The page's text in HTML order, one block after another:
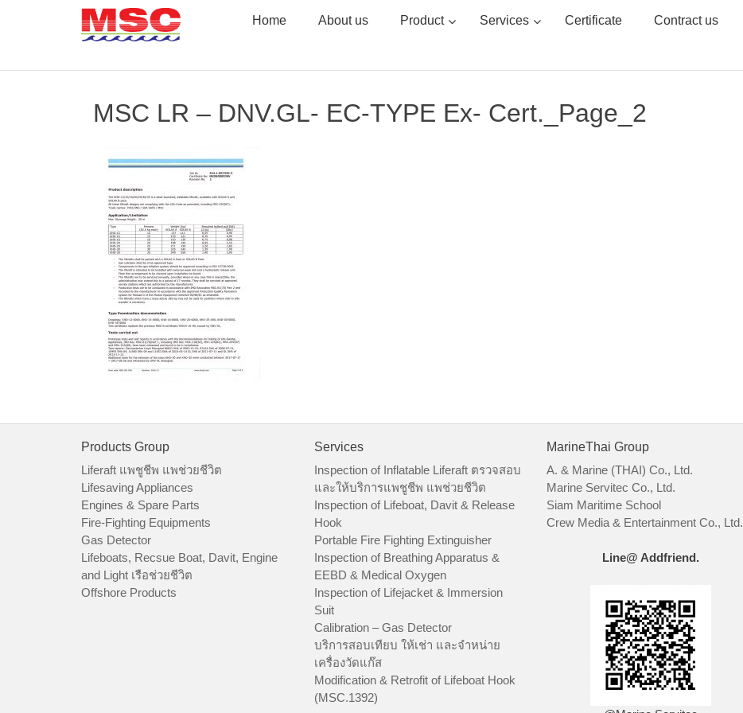
Home About us Product Services Certificate Contract us
MSC LR – DNV.GL- EC-TYPE Ex- Cert._Page_2
Products Group
Liferaft แพชูชีพ แพช่วยชีวิต
Lifesaving Appliances
Engines & Spare Parts
Fire-Fighting Equipments
Gas Detector
Lifeboats, Recsue Boat, Davit, Engine
and Light เรือช่วยชีวิต
Offshore Products
Services
Inspection of Inflatable Liferaft ตรวจสอบ
และให้บริการแพชูชีพ แพช่วยชีวิต
Inspection of Lifeboat, Davit & Release
Hook
Portable Fire Fighting Extinguisher
Inspection of Breathing Apparatus &
EEBD & Medical Oxygen
Inspection of Lifejacket & Immersion
Suit
Calibration – Gas Detector
บริการสอบเทียบ ให้เช่า และจำหน่าย
เครื่องวัดแก๊ส
Modification & Retrofit of Lifeboat Hook
(MSC.1392)
MarineThai Group
A. & Marine (THAI) Co., Ltd.
Marine Servitec Co., Ltd.
Siam Maritime School
Crew Media & Entertainment Co., Ltd.
Line@ Addfriend.